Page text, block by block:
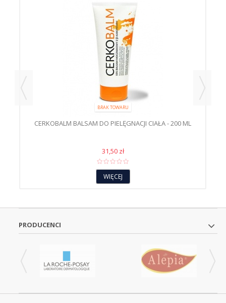
BRAK TOWARU
CERKOBALM BALSAM DO PIELĘGNACJI CIAŁA - 200 ML
31,50 zł
WIĘCEJ
PRODUCENCI